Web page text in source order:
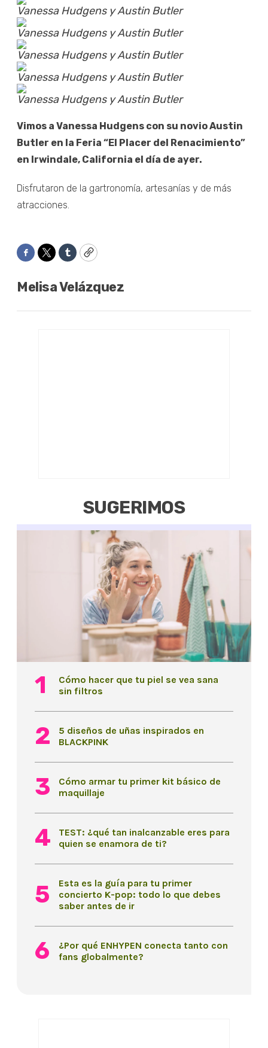
Vanessa Hudgens y Austin Butler
Vanessa Hudgens y Austin Butler
Vanessa Hudgens y Austin Butler
Vanessa Hudgens y Austin Butler
Vanessa Hudgens y Austin Butler
Vimos a Vanessa Hudgens con su novio Austin
Butler en la Feria “El Placer del Renacimiento”
en Irwindale, California el día de ayer.
Disfrutaron de la gartronomía, artesanías y de más
atracciones.
Facebook
TwitterTumblrCopy
Melisa Velázquez
SUGERIMOS
Cómo hacer que tu piel se vea sana
sin filtros
5 diseños de uñas inspirados en
BLACKPINK
Cómo armar tu primer kit básico de
maquillaje
TEST: ¿qué tan inalcanzable eres para
quien se enamora de ti?
Esta es la guía para tu primer
concierto K-pop: todo lo que debes
saber antes de ir
¿Por qué ENHYPEN conecta tanto con
fans globalmente?